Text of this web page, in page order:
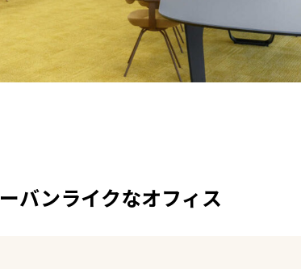
バンライクなオフィス